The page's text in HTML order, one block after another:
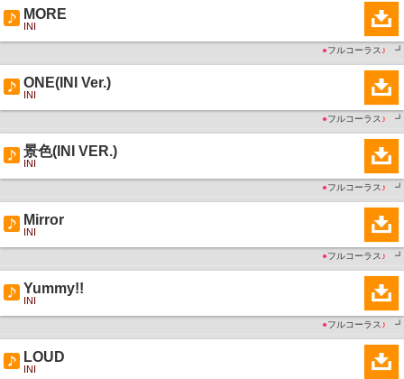
MORE
INI
●フルコーラス ♪ ┛
ONE(INI Ver.)
INI
●フルコーラス ♪ ┛
景色(INI VER.)
INI
●フルコーラス ♪ ┛
Mirror
INI
●フルコーラス ♪ ┛
Yummy!!
INI
●フルコーラス ♪ ┛
LOUD
INI